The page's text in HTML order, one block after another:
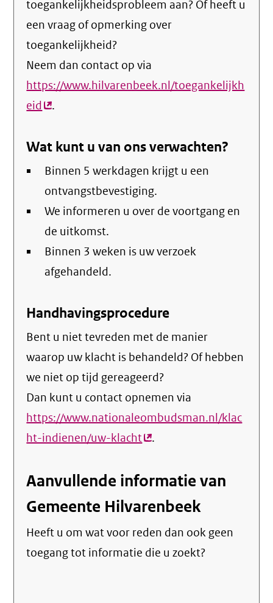
toegankelijkheidsprobleem aan? Of heeft u
een vraag of opmerking over
toegankelijkheid?
Neem dan contact op via
https://www.hilvarenbeek.nl/toegankelijkh
eid(externe
.
Wat kunt u van ons verwachten?
Binnen 5 werkdagen krijgt u een
ontvangstbevestiging.
We informeren u over de voortgang en
de uitkomst.
Binnen 3 weken is uw verzoek
afgehandeld.
Handhavingsprocedure
Bent u niet tevreden met de manier
waarop uw klacht is behandeld? Of hebben
we niet op tijd gereageerd?
Dan kunt u contact opnemen via
https://www.nationaleombudsman.nl/klac
ht-indienen/uw-klacht(externe
.
Aanvullende informatie van
Gemeente Hilvarenbeek
Heeft u om wat voor reden dan ook geen
toegang tot informatie die u zoekt?